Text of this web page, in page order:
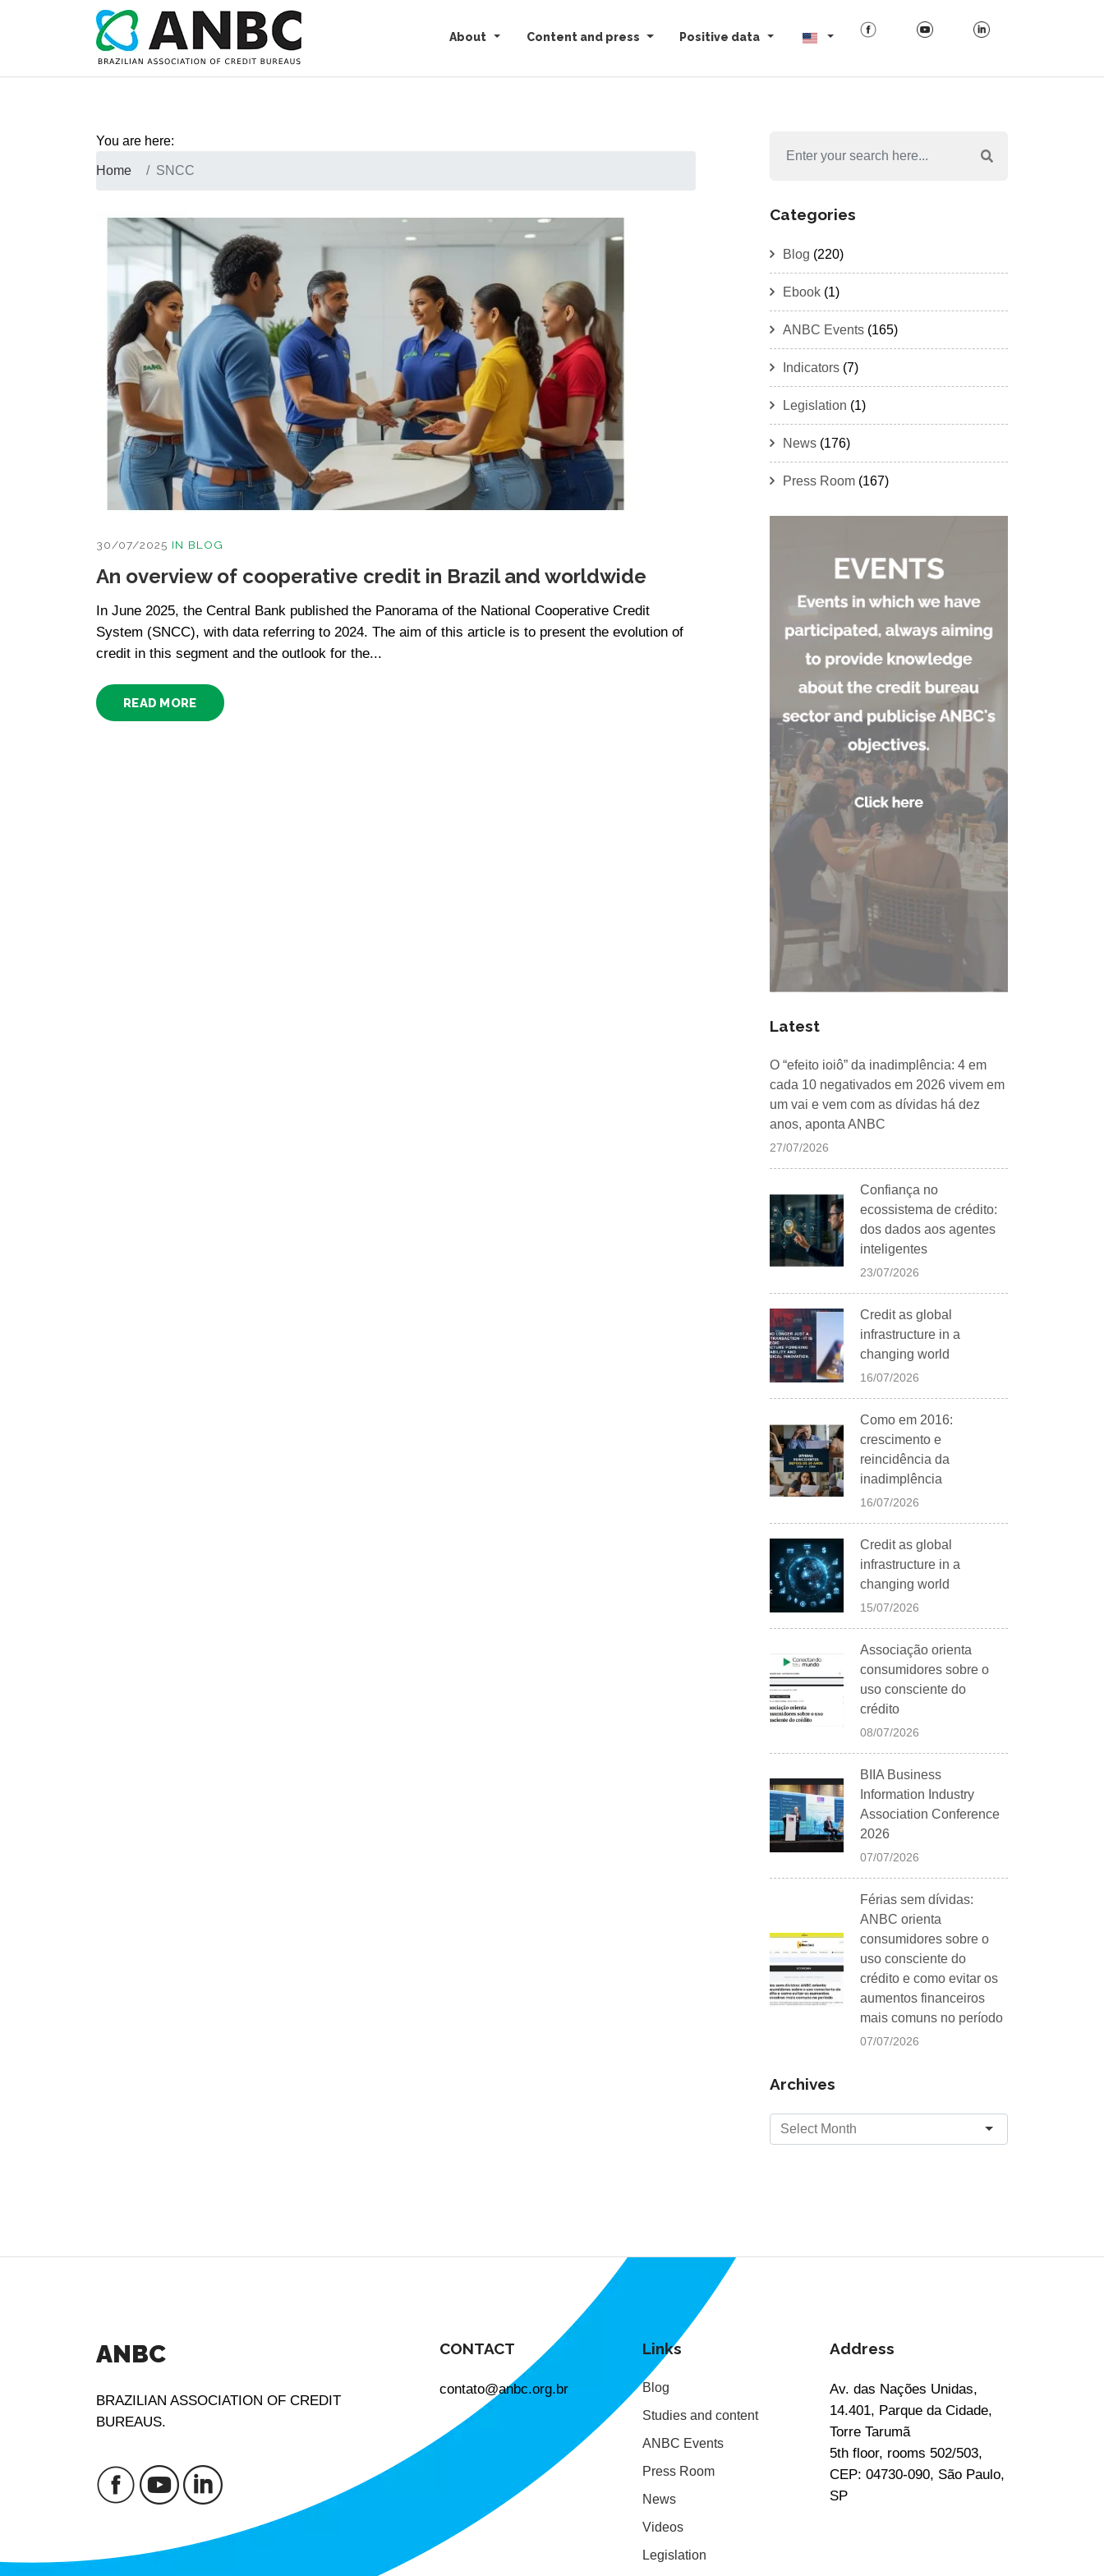
About Content and press Positive data
You are here:
Home SNCC
30/07/2025 IN BLOG
An overview of cooperative credit in Brazil and worldwide
In June 2025, the Central Bank published the Panorama of the National Cooperative Credit
System (SNCC), with data referring to 2024. The aim of this article is to present the evolution of
credit in this segment and the outlook for the...
READ MORE
Categories
Blog (220)
Ebook (1)
ANBC Events (165)
Indicators (7)
Legislation (1)
News (176)
Press Room (167)
Latest
O “efeito ioiô” da inadimplência: 4 em
cada 10 negativados em 2026 vivem em
um vai e vem com as dívidas há dez
anos, aponta ANBC
27/07/2026
Confiança no
ecossistema de crédito:
dos dados aos agentes
inteligentes
23/07/2026
Credit as global
infrastructure in a
changing world
16/07/2026
Como em 2016:
crescimento e
reincidência da
inadimplência
16/07/2026
Credit as global
infrastructure in a
changing world
15/07/2026
Associação orienta
consumidores sobre o
uso consciente do
crédito
08/07/2026
BIIA Business
Information Industry
Association Conference
2026
07/07/2026
Férias sem dívidas:
ANBC orienta
consumidores sobre o
uso consciente do
crédito e como evitar os
aumentos financeiros
mais comuns no período
07/07/2026
Archives
ANBC
BRAZILIAN ASSOCIATION OF CREDIT
BUREAUS.
CONTACT
contato@anbc.org.br
Links
Blog
Studies and content
ANBC Events
Press Room
News
Videos
Legislation
Address
Av. das Nações Unidas,
14.401, Parque da Cidade,
Torre Tarumã
5th floor, rooms 502/503,
CEP: 04730-090, São Paulo,
SP